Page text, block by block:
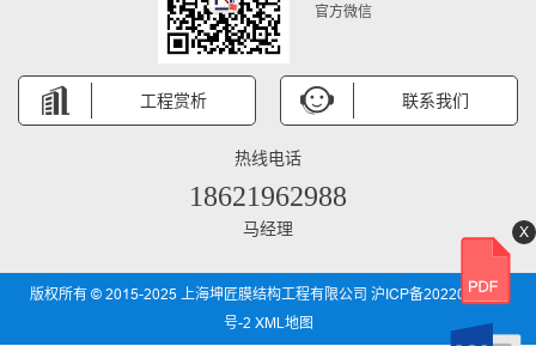
官方微信
工程赏析 联系我们
热线电话
18621962988
马经理
版权所有 © 2015-2025 上海坤匠膜结构工程有限公司 沪ICP备2022031850
号-2 XML地图
X